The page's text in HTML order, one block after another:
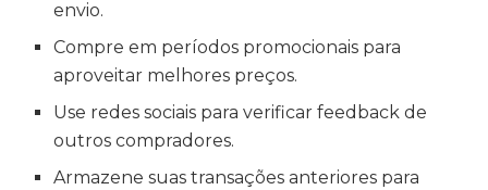
envio.
Compre em períodos promocionais para
aproveitar melhores preços.
Use redes sociais para verificar feedback de
outros compradores.
Armazene suas transações anteriores para